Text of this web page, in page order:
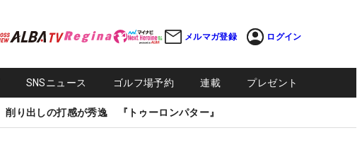
メルマガ登録 ログイン
SNSニュース ゴルフ場予約 連載 プレゼント
削り出しの打感が秀逸 『トゥーロンパター』